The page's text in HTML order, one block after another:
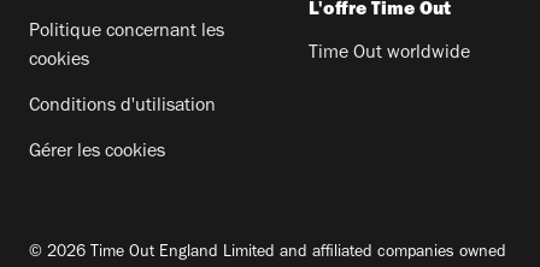
Politique concernant les
cookies
Conditions d'utilisation
Gérer les cookies
L'offre Time Out
Time Out worldwide
© 2026 Time Out England Limited and affiliated companies owned